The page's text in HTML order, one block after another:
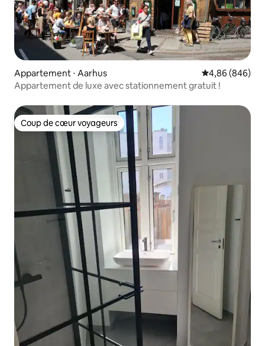
Appartement ⋅ Aarhus Évaluation
4,86 (846)
Appartement de luxe avec stationnement gratuit !
Coup de cœur voyageurs
Coup de cœur voyageurs